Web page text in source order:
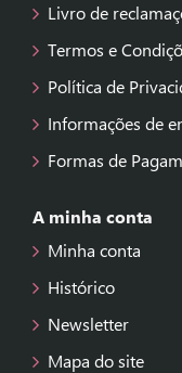
Livro de
Termos e
Política de
Informações de
Formas de
A minha conta
Minha conta
Histórico
Newsletter
Mapa do site